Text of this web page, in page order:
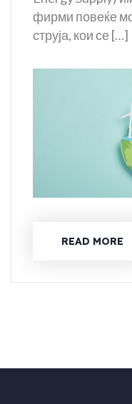
фирми повеќе
струја, кои се […]
READ MORE